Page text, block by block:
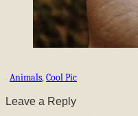
Animals,Cool Pic
Leave a Reply